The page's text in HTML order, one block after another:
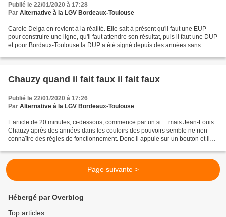
Publié le 22/01/2020 à 17:28
Par Alternative à la LGV Bordeaux-Toulouse
Carole Delga en revient à la réalité. Elle sait à présent qu'il faut une EUP
pour construire une ligne, qu'il faut attendre son résultat, puis il faut une DUP
et pour Bordaux-Toulouse la DUP a été signé depuis des années sans
Chauzy quand il fait faux il fait faux
Publié le 22/01/2020 à 17:26
Par Alternative à la LGV Bordeaux-Toulouse
L’article de 20 minutes, ci-dessous, commence par un si… mais Jean-Louis
Chauzy après des années dans les couloirs des pouvoirs semble ne rien
connaître des règles de fonctionnement. Donc il appuie sur un bouton et il
Page suivante >
Hébergé par Overblog
Top articles